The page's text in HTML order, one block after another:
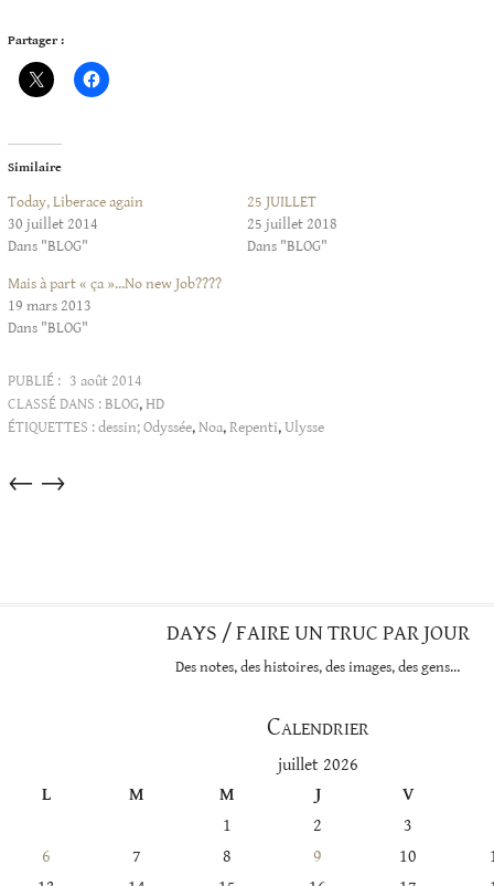
Partager :
Similaire
Today, Liberace again
30 juillet 2014
Dans "BLOG"
25 JUILLET
25 juillet 2018
Dans "BLOG"
Mais à part « ça »…No new Job????
19 mars 2013
Dans "BLOG"
PUBLIÉ : 3 août 2014
CLASSÉ DANS :BLOG,HD
ÉTIQUETTES :dessin; Odyssée,Noa,Repenti,Ulysse
Articles
→
←
DAYS / FAIRE UN TRUC PAR JOUR
Des notes, des histoires, des images, des gens…
Calendrier
juillet 2026
L
M M J
V
1
2
3
6
7 8 9 10